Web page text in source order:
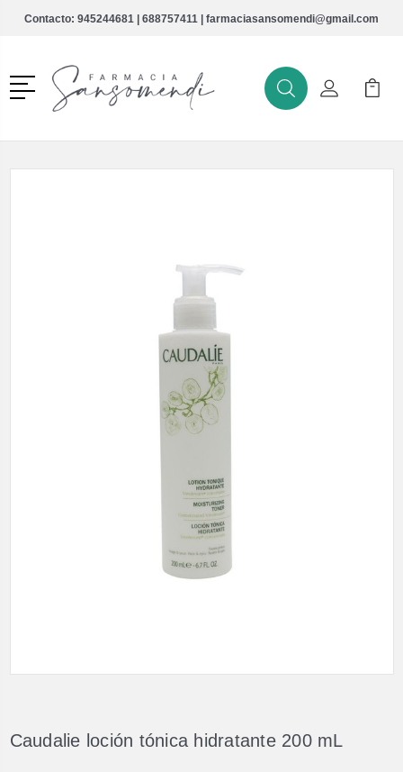
Contacto: 945244681 | 688757411 | farmaciasansomendi@gmail.com
Menú
BuscarMi Cuenta
Mi
Caudalie loción tónica hidratante 200 mL